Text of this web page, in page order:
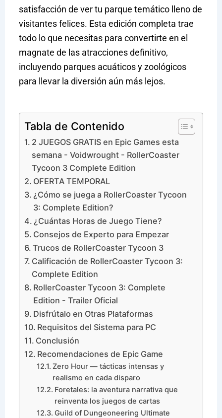
satisfacción de ver tu parque temático lleno de
visitantes felices. Esta edición completa trae
todo lo que necesitas para convertirte en el
magnate de las atracciones definitivo,
incluyendo parques acuáticos y zoológicos
para llevar la diversión aún más lejos.
Tabla de Contenido
2 JUEGOS GRATIS en Epic Games esta
semana - Voidwrought - RollerCoaster
Tycoon 3 Complete Edition
OFERTA TEMPORAL
¿Cómo se juega a RollerCoaster Tycoon
3: Complete Edition?
¿Cuántas Horas de Juego Tiene?
Consejos de Experto para Empezar
Trucos de RollerCoaster Tycoon 3
Calificación de RollerCoaster Tycoon 3:
Complete Edition
RollerCoaster Tycoon 3: Complete
Edition - Trailer Oficial
Disfrútalo en Otras Plataformas
Requisitos del Sistema para PC
Conclusión
Recomendaciones de Epic Game
Zero Hour — tácticas intensas y
realismo en cada disparo
Foretales: la aventura narrativa que
reinventa los juegos de cartas
Guild of Dungeoneering Ultimate